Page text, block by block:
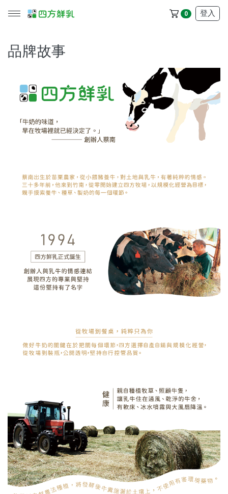
0 登入
冷藏配送區
冷凍配送區
服務/政策
品牌故事